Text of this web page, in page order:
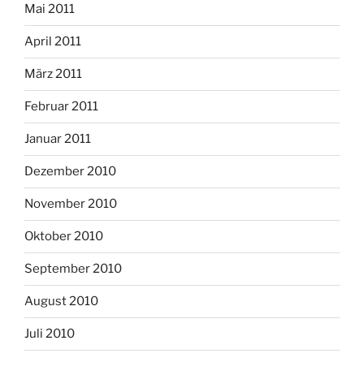
Mai 2011
April 2011
März 2011
Februar 2011
Januar 2011
Dezember 2010
November 2010
Oktober 2010
September 2010
August 2010
Juli 2010